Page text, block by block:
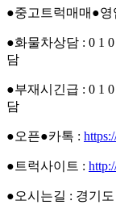
●중고트럭매매●영
●화물차상담 : 0 1
담
●부재시긴급 : 0 1
담
●오픈●카톡 :
●트럭사이트 :
●오시는길 : 경기